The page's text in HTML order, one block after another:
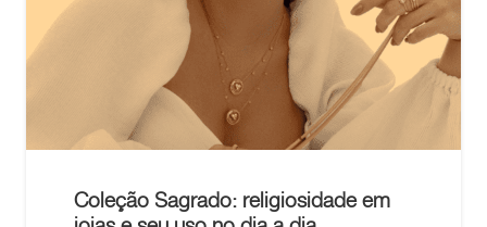
Coleção Sagrado: religiosidade em